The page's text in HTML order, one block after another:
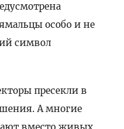
особо и не
символ
пресекли в
А многие